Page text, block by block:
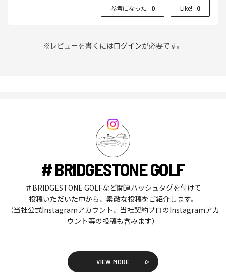
参考になった 0 Like! 0
※レビューを書くにはログインが必要です。
# BRIDGESTONE GOLF
＃BRIDGESTONE GOLFなど関連ハッシュタグを付けて
投稿いただいた中から、素敵な投稿をご紹介します。
（当社公式Instagramアカウント、当社契約プロのInstagramアカ
ウント等の投稿も含みます）
VIEW MORE